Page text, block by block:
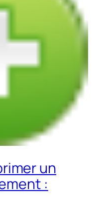
un
: